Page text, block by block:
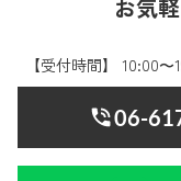
お気
【受付時間】 10:00
06-